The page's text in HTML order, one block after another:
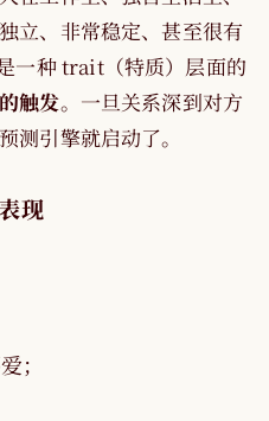
立、非常稳定、甚至很有
一种 trait（特质）层面的
触发。一旦关系深到对方
测引擎就启动了。
现
；